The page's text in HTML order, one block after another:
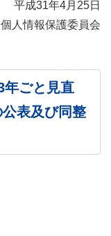
平成31年4月25日
個人情報保護委員会
年ごと見直
表及び同整